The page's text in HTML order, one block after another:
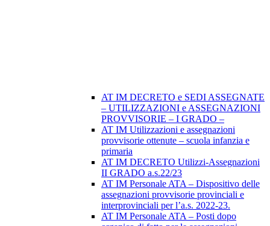
AT IM DECRETO e SEDI ASSEGNATE
– UTILIZZAZIONI e ASSEGNAZIONI
PROVVISORIE – I GRADO –
AT IM Utilizzazioni e assegnazioni
provvisorie ottenute – scuola infanzia e
primaria
AT IM DECRETO Utilizzi-Assegnazioni
II GRADO a.s.22/23
AT IM Personale ATA – Dispositivo delle
assegnazioni provvisorie provinciali e
interprovinciali per l’a.s. 2022-23.
AT IM Personale ATA – Posti dopo